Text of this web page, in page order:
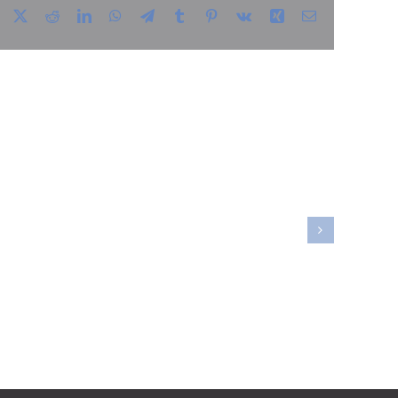
Facebook RedditLinkedInWhatsApp
TelegramTumblr Pinterest
Vk Xing E-